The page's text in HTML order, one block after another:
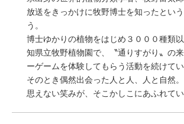
放送をきっかけに牧野博士を知ったとい
う。
博士ゆかりの植物をはじめ３０００種類
知県立牧野植物園で、〝通りすがり〟の
ーゲームを体験してもらう活動を続けてい
そのとき偶然出会った人と人、人と自然
思えない笑みが、そこかしこにあふれてい